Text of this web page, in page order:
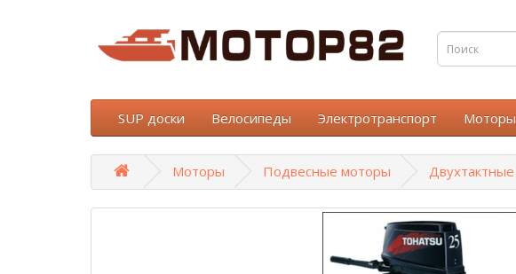
SUP доски Велосипеды Электротранспорт Моторы
Моторы Подвесные моторы Двухтактные